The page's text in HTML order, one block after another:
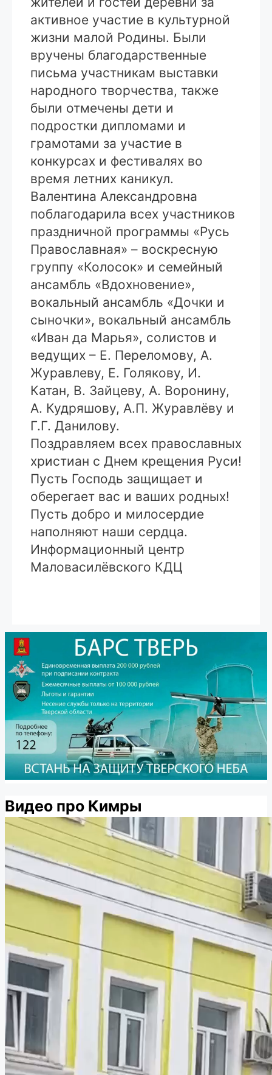
активное участие в культурной
жизни малой Родины. Были
вручены благодарственные
письма участникам выставки
народного творчества, также
были отмечены дети и
подростки дипломами и
грамотами за участие в
конкурсах и фестивалях во
время летних каникул.
Валентина Александровна
поблагодарила всех участников
праздничной программы «Русь
Православная» – воскресную
группу «Колосок» и семейный
ансамбль «Вдохновение»,
вокальный ансамбль «Дочки и
сыночки», вокальный ансамбль
«Иван да Марья», солистов и
ведущих – Е. Переломову, А.
Журавлеву, Е. Голякову, И.
Катан, В. Зайцеву, А. Воронину,
А. Кудряшову, А.П. Журавлёву и
Г.Г. Данилову.
Поздравляем всех православных
христиан с Днем крещения Руси!
Пусть Господь защищает и
оберегает вас и ваших родных!
Пусть добро и милосердие
наполняют наши сердца.
Информационный центр
Маловасилёвского КДЦ
Видео про Кимры